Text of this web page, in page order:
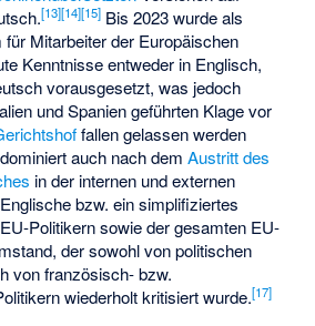
[13][14][15] Bis 2023 wurde als
Mitarbeiter der Europäischen
Kenntnisse entweder in Englisch,
vorausgesetzt, was jedoch
und Spanien geführten Klage vor
fallen gelassen werden
auch nach demAustritt des
in der internen und externen
bzw. ein simplifiziertes
Politikern sowie der gesamten EU-
der sowohl von politischen
von französisch- bzw.
wiederholt kritisiert wurde.[17]